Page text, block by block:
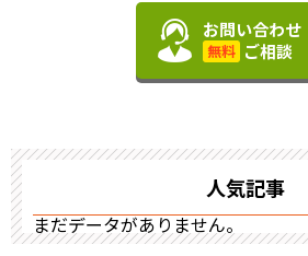
お問い合わせ
無料 ご相談
人気記事
まだデータがありません。